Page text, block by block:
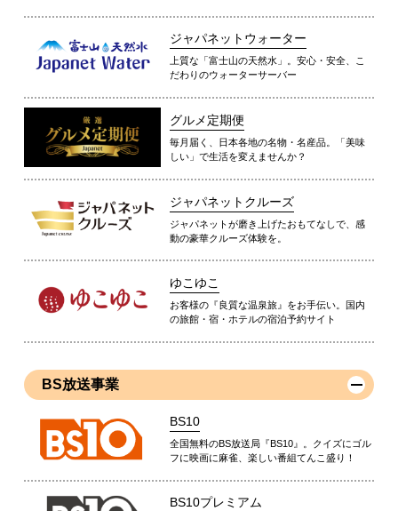
ジャパネットウォーター
上質な「富士山の天然水」。安心・安全、こ
だわりのウォーターサーバー
グルメ定期便
毎月届く、日本各地の名物・名産品。「美味
しい」で生活を変えませんか？
ジャパネットクルーズ
ジャパネットが磨き上げたおもてなしで、感
動の豪華クルーズ体験を。
ゆこゆこ
お客様の『良質な温泉旅』をお手伝い。国内
の旅館・宿・ホテルの宿泊予約サイト
BS放送事業
BS10
全国無料のBS放送局『BS10』。クイズにゴル
フに映画に麻雀、楽しい番組てんこ盛り！
BS10プレミアム